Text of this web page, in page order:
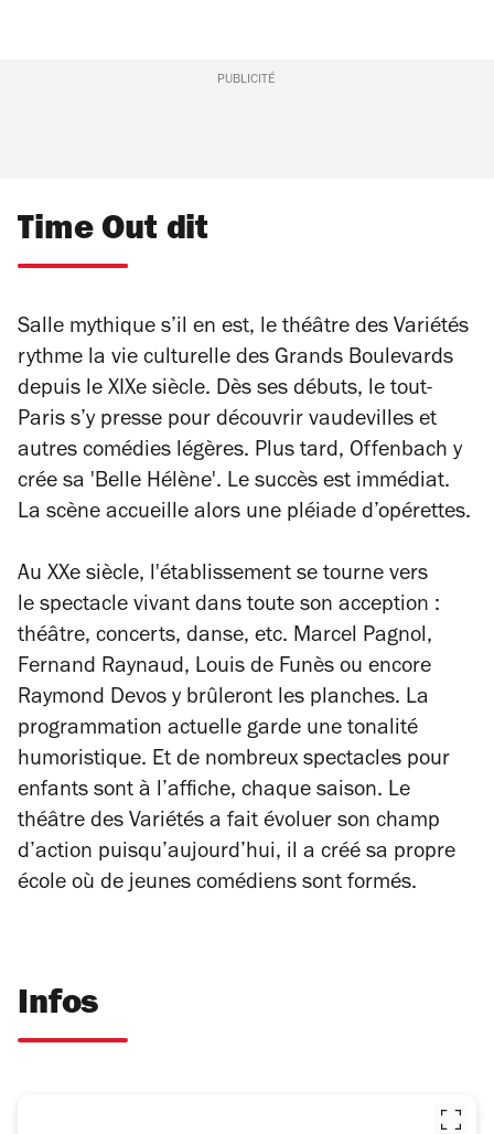
PUBLICITÉ
Time Out dit
Salle mythique s’il en est, le théâtre des Variétés
rythme la vie culturelle des Grands Boulevards
depuis le XIXe siècle. Dès ses débuts, le tout-
Paris s’y presse pour découvrir vaudevilles et
autres comédies légères. Plus tard, Offenbach y
crée sa 'Belle Hélène'. Le succès est immédiat.
La scène accueille alors une pléiade d’opérettes.
Au XXe siècle, l'établissement se tourne vers
le spectacle vivant dans toute son acception :
théâtre, concerts, danse, etc. Marcel Pagnol,
Fernand Raynaud, Louis de Funès ou encore
Raymond Devos y brûleront les planches. La
programmation actuelle garde une tonalité
humoristique. Et de nombreux spectacles pour
enfants sont à l’affiche, chaque saison. Le
théâtre des Variétés a fait évoluer son champ
d’action puisqu’aujourd’hui, il a créé sa propre
école où de jeunes comédiens sont formés.
Infos